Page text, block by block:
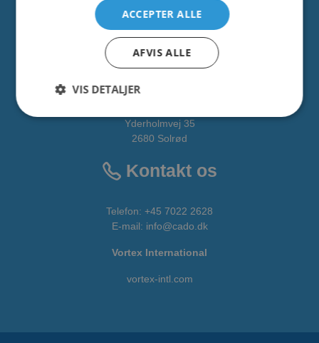
vandlegeplads.
Alle fakta om CADO er tilgængelige
Adresse
Yderholmvej 35
2680 Solrød
Kontakt os
Telefon: +45 7022 2628
E-mail: info@cado.dk
Vortex International
vortex-intl.com
ACCEPTER ALLE
AFVIS ALLE
VIS DETALJER